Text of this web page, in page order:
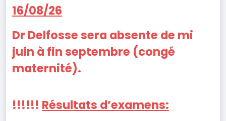
16/08/26
Dr Delfosse sera absente de mi
juin à fin septembre (congé
maternité).
!!!!!! Résultats d’examens: